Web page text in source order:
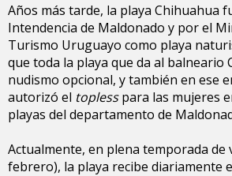
Años más tarde, la playa Chihuahua
Intendencia de Maldonado y por el
Turismo Uruguayo como playa
que toda la playa que da al balneario
nudismo opcional, y también en ese
autorizó el toplesspara las mujeres
playas del departamento de
Actualmente, en plena temporada de
febrero), la playa recibe diariamente